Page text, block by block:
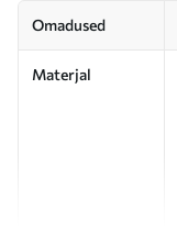
Omadused
Materjal